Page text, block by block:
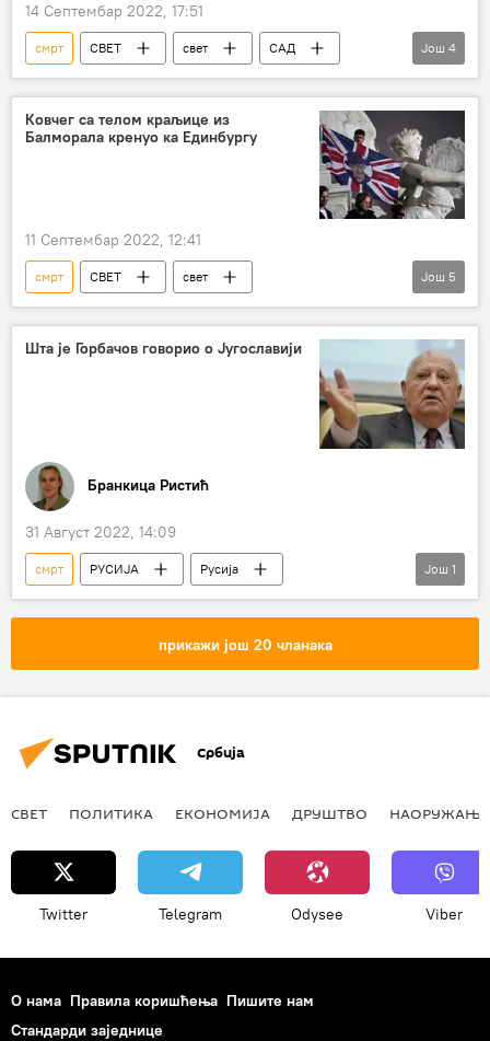
14 Септембар 2022, 17:51
смрт СВЕТ свет
САД
адвокат
Бил Клинтон
импичмент
импичмент против Доналда Трампа
Још 4
Ковчег са телом краљице из
Балморала кренуо ка Единбургу
11 Септембар 2022, 12:41
смрт СВЕТ
свет
Велика Британија
краљица
Елизабета Друга
Kраљица Елизабета
Још 5
Шта је Горбачов говорио о Југославији
Бранкица Ристић
31 Август 2022, 14:09
смрт РУСИЈА
Русија
Михаил Горбачов
Још 1
прикажи још 20 чланака
Србија
СВЕТ ПОЛИТИКА ЕКОНОМИЈА ДРУШТВО НАОРУЖАЊЕ
Twitter Telegram Odysee Viber
О нама Правила коришћења Пишите нам
Стандарди заједнице